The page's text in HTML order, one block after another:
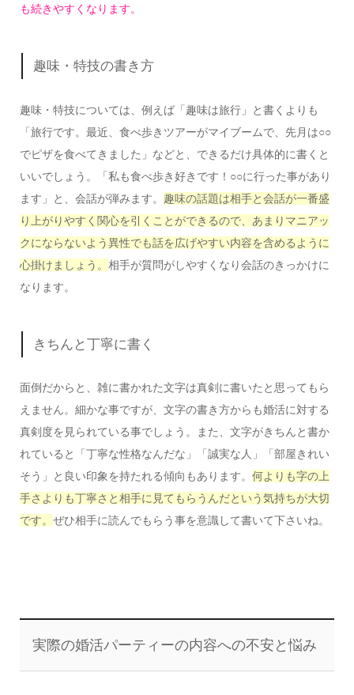
も続きやすくなります。
趣味・特技の書き方
趣味・特技については、例えば「趣味は旅行」と書くよりも
「旅行です。最近、食べ歩きツアーがマイブームで、先月は○○
でピザを食べてきました」などと、できるだけ具体的に書くと
いいでしょう。「私も食べ歩き好きです！○○に行った事があり
ます」と、会話が弾みます。 趣味の話題は相手と会話が一番盛
り上がりやすく関心を引くことができるので、あまりマニアッ
クにならないよう異性でも話を広げやすい内容を含めるように
心掛けましょう。 相手が質問がしやすくなり会話のきっかけに
なります。
きちんと丁寧に書く
面倒だからと、雑に書かれた文字は真剣に書いたと思ってもら
えません。細かな事ですが、文字の書き方からも婚活に対する
真剣度を見られている事でしょう。また、文字がきちんと書か
れていると「丁寧な性格なんだな」「誠実な人」「部屋きれい
そう」と良い印象を持たれる傾向もあります。 何よりも字の上
手さよりも丁寧さと相手に見てもらうんだという気持ちが大切
です。 ぜひ相手に読んでもらう事を意識して書いて下さいね。
実際の婚活パーティーの内容への不安と悩み